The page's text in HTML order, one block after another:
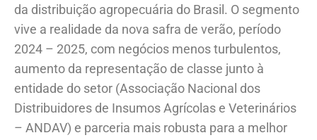
da distribuição agropecuária do Brasil. O segmento
vive a realidade da nova safra de verão, período
2024 – 2025, com negócios menos turbulentos,
aumento da representação de classe junto à
entidade do setor (Associação Nacional dos
Distribuidores de Insumos Agrícolas e Veterinários
– ANDAV) e parceria mais robusta para a melhor